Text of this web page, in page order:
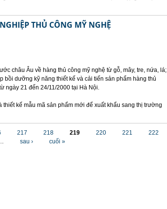
THỦ CÔNG MỸ NGHỆ
châu Âu về hàng thủ công mỹ nghệ từ gỗ, mây, tre, nứa, lá;
dưỡng kỹ năng thiết kế và cải tiến sản phẩm hàng thủ
ngày 21 đến 24/11/2000 tại Hà Nội.
kế mẫu mã sản phẩm mới để xuất khẩu sang thị trường
217 218 219 220 221
222
sau › cuối »